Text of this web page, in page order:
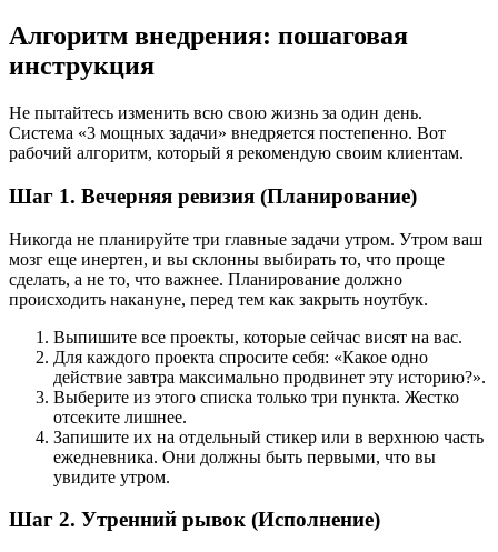
Алгоритм внедрения: пошаговая
инструкция
Не пытайтесь изменить всю свою жизнь за один день.
Система «3 мощных задачи» внедряется постепенно. Вот
рабочий алгоритм, который я рекомендую своим клиентам.
Шаг 1. Вечерняя ревизия (Планирование)
Никогда не планируйте три главные задачи утром. Утром ваш
мозг еще инертен, и вы склонны выбирать то, что проще
сделать, а не то, что важнее. Планирование должно
происходить накануне, перед тем как закрыть ноутбук.
Выпишите все проекты, которые сейчас висят на вас.
Для каждого проекта спросите себя: «Какое одно
действие завтра максимально продвинет эту историю?».
Выберите из этого списка только три пункта. Жестко
отсеките лишнее.
Запишите их на отдельный стикер или в верхнюю часть
ежедневника. Они должны быть первыми, что вы
увидите утром.
Шаг 2. Утренний рывок (Исполнение)